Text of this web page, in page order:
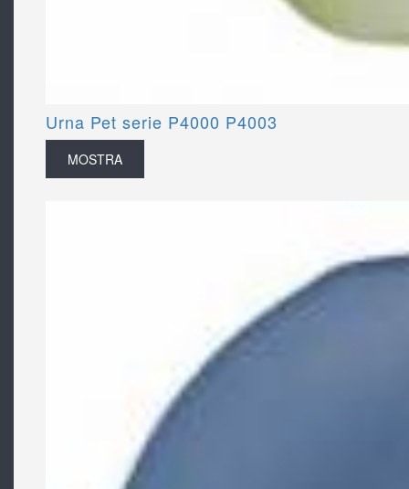
Urna Pet serie P4000 P4003
MOSTRA